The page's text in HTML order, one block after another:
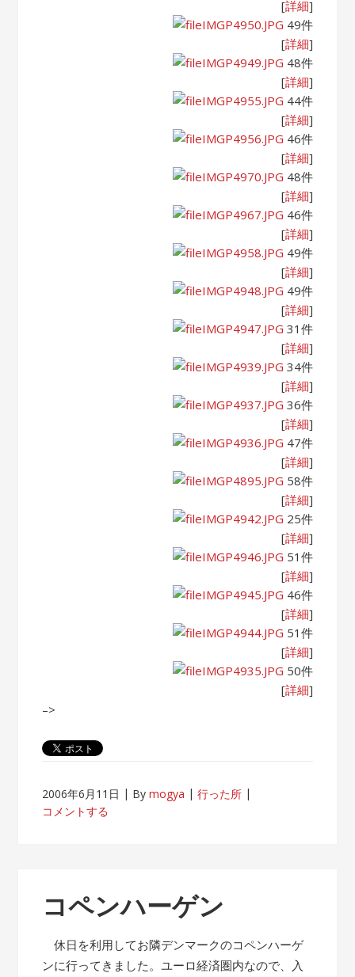
[詳細]
IMGP4950.JPG 49件
[詳細]
IMGP4949.JPG 48件
[詳細]
IMGP4955.JPG 44件
[詳細]
IMGP4956.JPG 46件
[詳細]
IMGP4970.JPG 48件
[詳細]
IMGP4967.JPG 46件
[詳細]
IMGP4958.JPG 49件
[詳細]
IMGP4948.JPG 49件
[詳細]
IMGP4947.JPG 31件
[詳細]
IMGP4939.JPG 34件
[詳細]
IMGP4937.JPG 36件
[詳細]
IMGP4936.JPG 47件
[詳細]
IMGP4895.JPG 58件
[詳細]
IMGP4942.JPG 25件
[詳細]
IMGP4946.JPG 51件
[詳細]
IMGP4945.JPG 46件
[詳細]
IMGP4944.JPG 51件
[詳細]
IMGP4935.JPG 50件
[詳細]
–>
2006年6月11日 Bymogya
行った所
コメントする
コペンハーゲン
休日を利用してお隣デンマークのコペンハーゲ
ンに行ってきました。ユーロ経済圏内なので、入